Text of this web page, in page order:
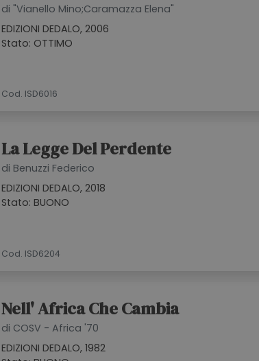
di "Vianello Mino;Caramazza Elena"
EDIZIONI DEDALO, 2006
Stato: OTTIMO
Cod. ISD6016
La Legge Del Perdente
di Benuzzi Federico
EDIZIONI DEDALO, 2018
Stato: BUONO
Cod. ISD6204
Nell' Africa Che Cambia
di COSV - Africa '70
EDIZIONI DEDALO, 1982